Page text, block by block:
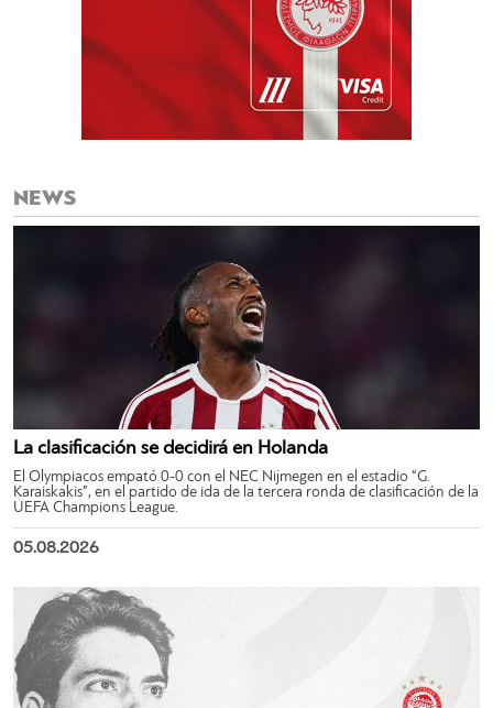
NEWS
La clasificación se decidirá en Holanda
El Olympiacos empató 0-0 con el NEC Nijmegen en el estadio “G.
Karaiskakis”, en el partido de ida de la tercera ronda de clasificación de la
UEFA Champions League.
05.08.2026